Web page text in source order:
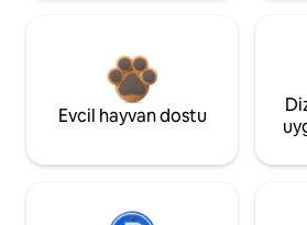
Evcil hayvan dostu